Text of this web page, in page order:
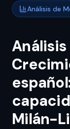
Análisis de
Milán-